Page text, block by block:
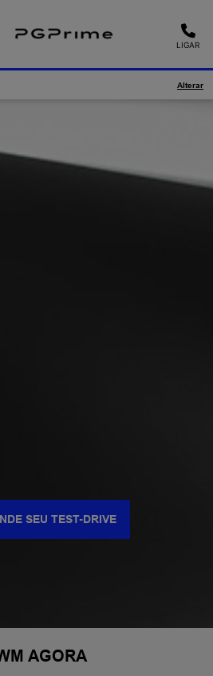
LIGAR
Alterar
AGORA
SEU TEST-DRIVE